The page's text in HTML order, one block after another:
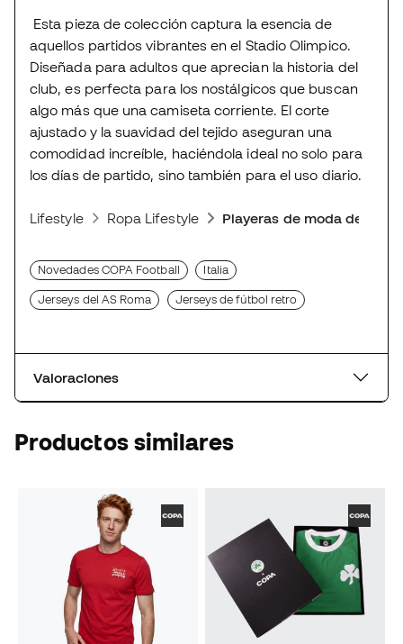
Esta pieza de colección captura la esencia de
aquellos partidos vibrantes en el Stadio Olimpico.
Diseñada para adultos que aprecian la historia del
club, es perfecta para los nostálgicos que buscan
algo más que una camiseta corriente. El corte
ajustado y la suavidad del tejido aseguran una
comodidad increíble, haciéndola ideal no solo para
los días de partido, sino también para el uso diario.
Lifestyle Ropa Lifestyle Playeras de moda
Novedades COPA Football Italia
Jerseys del AS Roma Jerseys de fútbol retro
Valoraciones
Productos similares